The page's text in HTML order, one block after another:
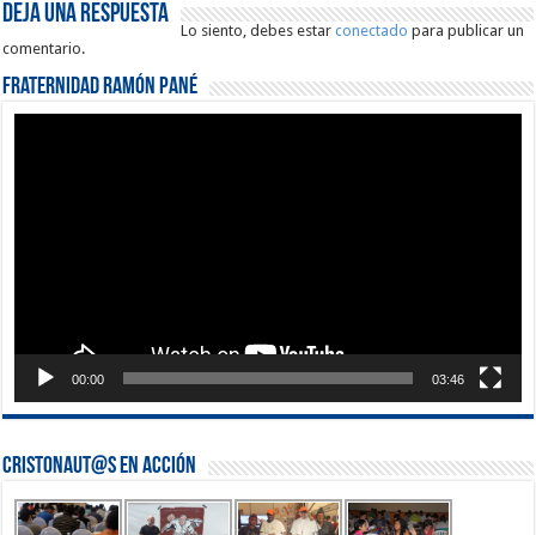
Deja una respuesta
Lo siento, debes estarconectado para publicar un
comentario.
Fraternidad Ramón Pané
00:00 03:46
Cristonaut@s en Acción